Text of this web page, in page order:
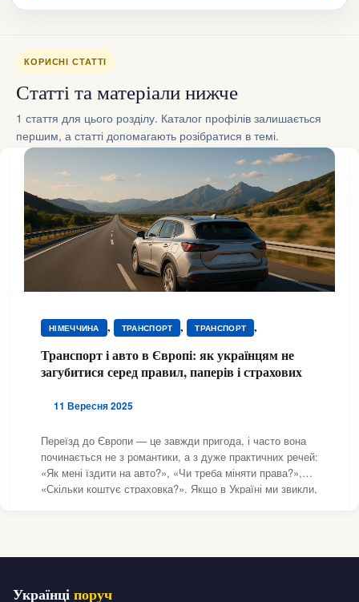
КОРИСНІ СТАТТІ
Статті та матеріали нижче
1 стаття для цього розділу. Каталог профілів залишається
першим, а статті допомагають розібратися в темі.
НІМЕЧЧИНА , ТРАНСПОРТ , ТРАНСПОРТ ,
Транспорт і авто в Європі: як українцям не
загубитися серед правил, паперів і страхових
11 Вересня 2025
Переїзд до Європи — це завжди пригода, і часто вона
починається не з романтики, а з дуже практичних речей:
«Як мені їздити на авто?», «Чи треба міняти права?»,
«Скільки коштує страховка?». Якщо в Україні ми звикли,
Українціпоруч